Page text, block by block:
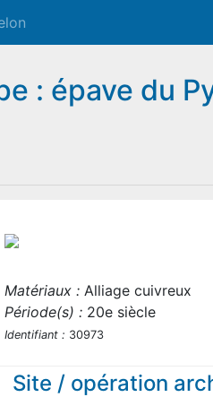
: épave du
Matériaux :Alliage cuivreux
Période(s) :20e siècle
Identifiant : 30973
Site / opération